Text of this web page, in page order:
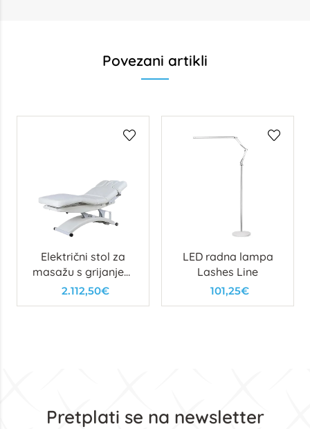
Povezani artikli
Električni stol za
masažu s grijanjem
Elly
2.112,50€
LED radna lampa
Lashes Line
101,25€
Pretplati se na newsletter